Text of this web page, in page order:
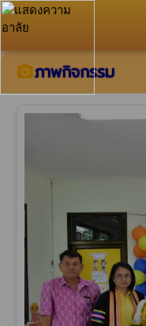
camera_altภาพกิจกรรม